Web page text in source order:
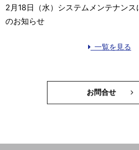
2月18日（水）システムメンテナンス
のお知らせ
一覧を見る